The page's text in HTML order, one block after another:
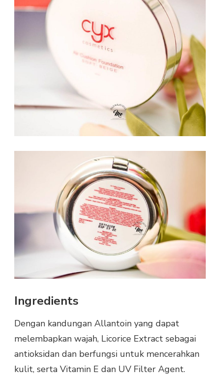
Ingredients
Dengan kandungan Allantoin yang dapat
melembapkan wajah, Licorice Extract sebagai
antioksidan dan berfungsi untuk mencerahkan
kulit, serta Vitamin E dan UV Filter Agent.